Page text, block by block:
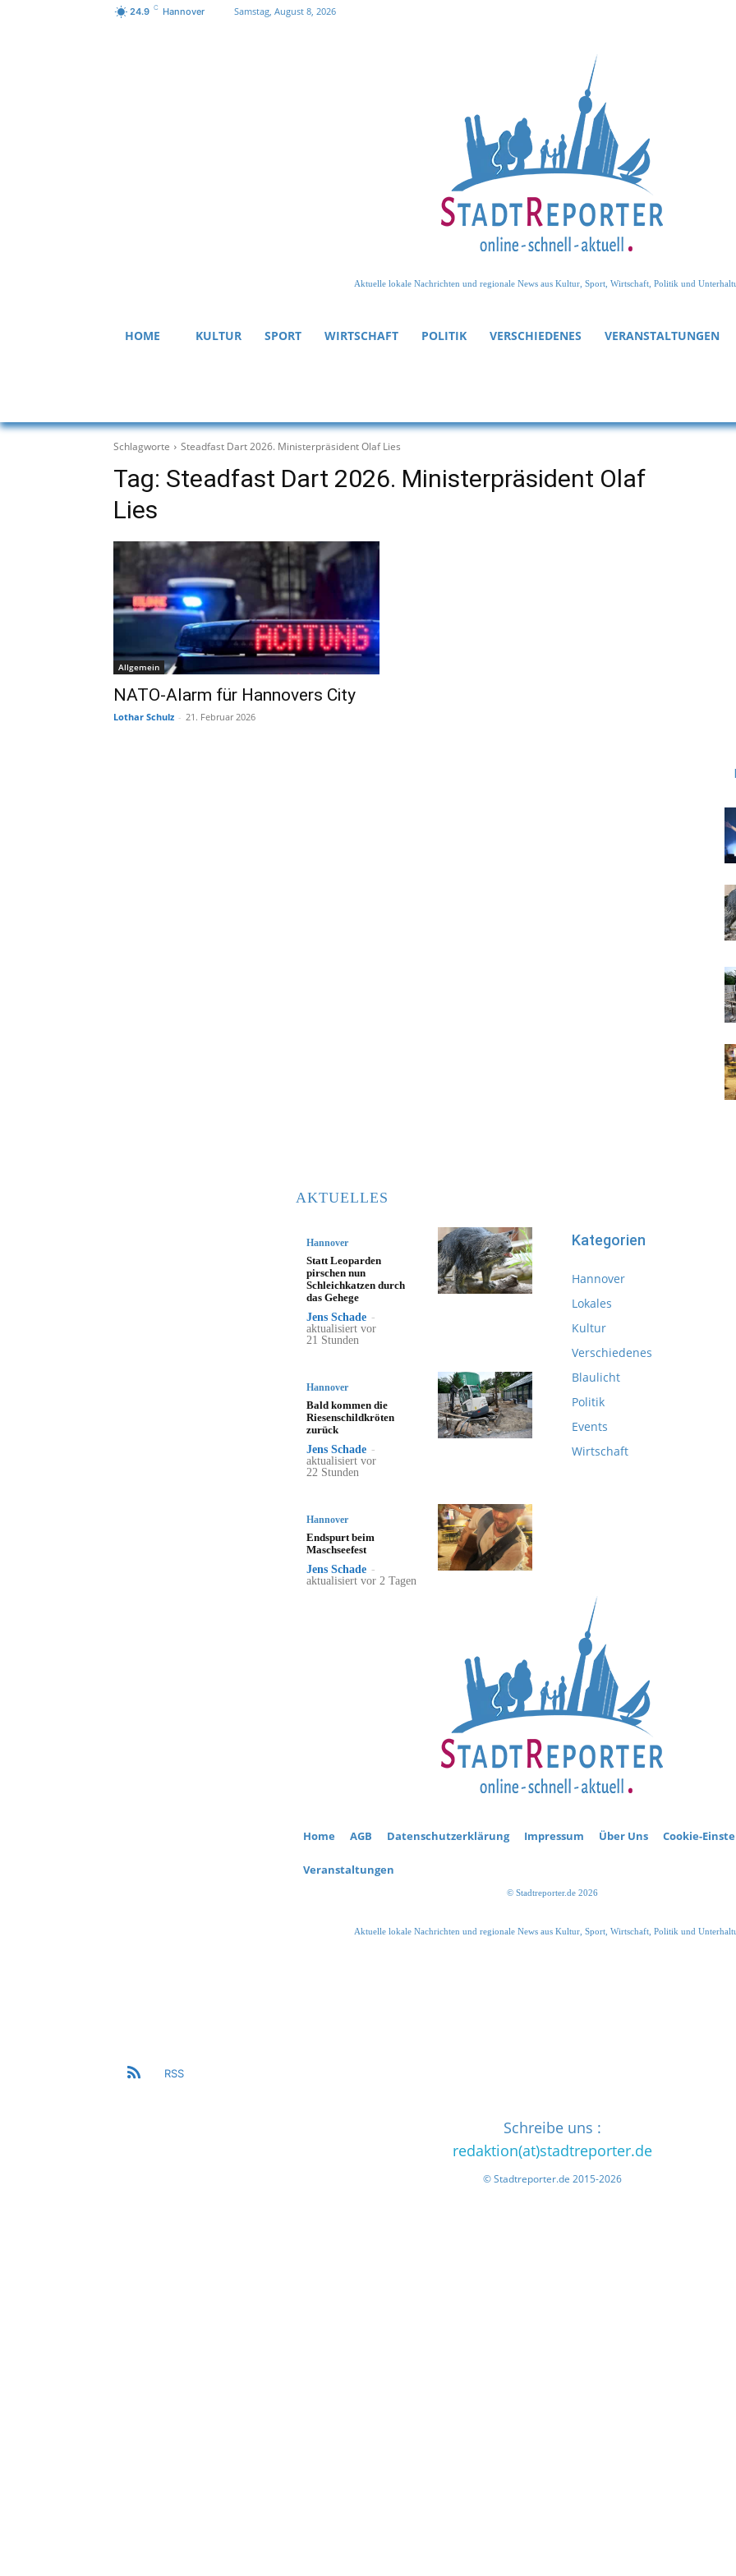
24.9 C Hannover Samstag, August 8, 2026
Aktuelle lokale Nachrichten und regionale News aus Kultur, Sport, Wirtschaft, Politik und
HOME KULTUR SPORT WIRTSCHAFT POLITIK VERSCHIEDENES VERANSTALTUNGEN
Schlagworte Steadfast Dart 2026. Ministerpräsident Olaf Lies
Tag: Steadfast Dart 2026. Ministerpräsident Olaf
Lies
Allgemein
NATO-Alarm für Hannovers City
Lothar Schulz - 21. Februar 2026
AKTUELLES
Hannover
Statt Leoparden
pirschen nun
Schleichkatzen durch
das Gehege
Jens Schade -
aktualisiert vor
21 Stunden
Hannover
Bald kommen die
Riesenschildkröten
zurück
Jens Schade -
aktualisiert vor
22 Stunden
Hannover
Endspurt beim
Maschseefest
Jens Schade -
aktualisiert vor 2 Tagen
Kategorien
Hannover
Lokales
Kultur
Verschiedenes
Blaulicht
Politik
Events
Wirtschaft
Home AGB Datenschutzerklärung Impressum Über Uns Cookie-
Veranstaltungen
© Stadtreporter.de 2026
Aktuelle lokale Nachrichten und regionale News aus Kultur, Sport, Wirtschaft, Politik und
RSS
Schreibe uns :
redaktion(at)stadtreporter.de
© Stadtreporter.de 2015-2026